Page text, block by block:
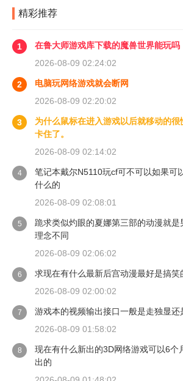
精彩推荐
1
在鲁大师游戏库下载的魔兽世界能玩吗
2026-08-09 02:24:02
2
电脑玩网络游戏就会断网
2026-08-09 02:20:02
3
为什么鼠标在进入游戏以后就移动的
卡住了。
2026-08-09 02:14:02
4
笔记本戴尔N5110玩cf可不可以如果可
什么的
2026-08-09 02:08:01
5
跪求类似灼眼的夏娜第三部的动漫就是
理念不同
2026-08-09 02:06:02
6
求现在有什么最新后宫动漫最好是搞笑
2026-08-09 02:00:02
7
游戏本的视频输出接口一般是走独显还
2026-08-09 01:58:02
8
现在有什么新出的3D网络游戏可以6个
出的